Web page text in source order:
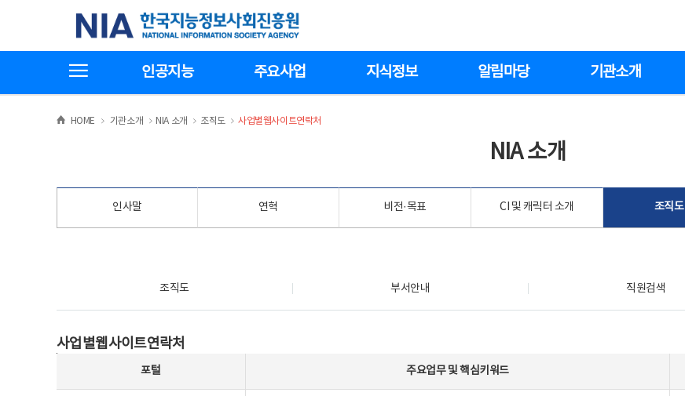
기
한국지능정보사회진흥원
인공지능 주요사업 지식정보 알림마당 기관소개
HOME >
기관소개 >NIA 소개 >
조직도 >
사업별웹사이트연락처
NIA 소개
인사말 연혁 비전·목표 CI 및 캐릭터 소개 조직도
조직도 부서안내 직원검색
사업별웹사이트연락처
포털 주요업무및핵심키워드